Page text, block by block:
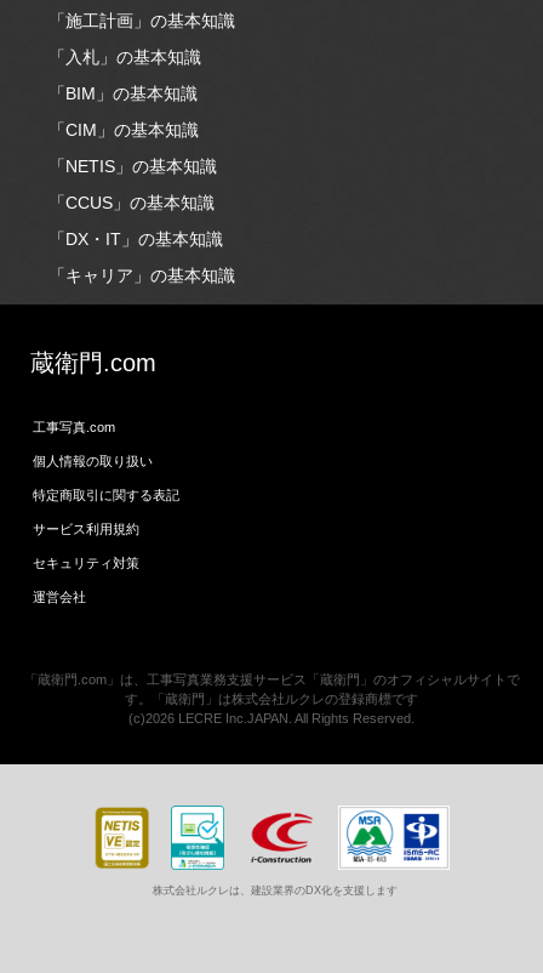
「施工計画」の基本知識
「入札」の基本知識
「BIM」の基本知識
「CIM」の基本知識
「NETIS」の基本知識
「CCUS」の基本知識
「DX・IT」の基本知識
「キャリア」の基本知識
蔵衛門.com
工事写真.com
個人情報の取り扱い
特定商取引に関する表記
サービス利用規約
セキュリティ対策
運営会社
「蔵衛門.com」は、工事写真業務支援サービス「蔵衛門」のオフィシャルサイトで
す。「蔵衛門」は株式会社ルクレの登録商標です
(c)2026 LECRE Inc.JAPAN. All Rights Reserved.
株式会社ルクレは、建設業界のDX化を支援します